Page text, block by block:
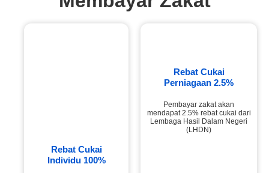
Rebat Cukai
Individu 100%
Rebat Cukai
Perniagaan 2.5%
Pembayar zakat akan
mendapat 2.5% rebat cukai dari
Lembaga Hasil Dalam Negeri
(LHDN)